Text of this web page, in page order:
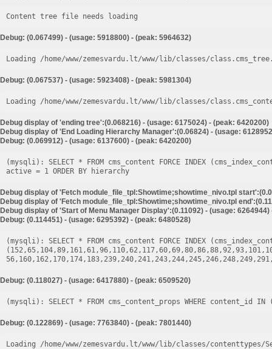
Content tree file needs loading
Debug: (0.067499) - (usage: 5918800) - (peak: 5964632)
Loading /home/www/zemesvardu.lt/www/lib/classes/
Debug: (0.067537) - (usage: 5923408) - (peak: 5981304)
Loading /home/www/zemesvardu.lt/www/lib/classes/
Debug display of 'ending tree':(0.068216) - (usage: 6175024) - (peak: 6420200)
Debug display of 'End Loading Hierarchy Manager':(0.06824) - (usage:
Debug: (0.069912) - (usage: 6137600) - (peak: 6420200)
(mysqli): SELECT * FROM cms_content FORCE INDEX
Debug display of 'Fetch module_file_tpl:Showtime;showtime_nivo.tpl
Debug display of 'Fetch module_file_tpl:Showtime;showtime_nivo.tpl
Debug display of 'Start of Menu Manager Display':(0.11092) - (usage: 6264944)
Debug: (0.114451) - (usage: 6295392) - (peak: 6480528)
(mysqli): SELECT * FROM cms_content FORCE INDEX
Debug: (0.118027) - (usage: 6417880) - (peak: 6509520)
Debug: (0.122869) - (usage: 7763840) - (peak: 7801440)
Loading /home/www/zemesvardu.lt/www/lib/classes/